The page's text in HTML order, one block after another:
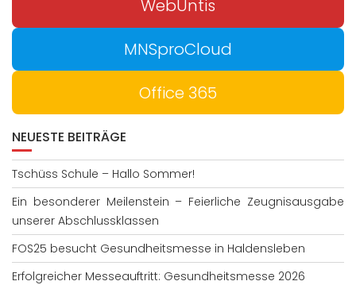
WebUntis
MNSproCloud
Office 365
NEUESTE BEITRÄGE
Tschüss Schule – Hallo Sommer!
Ein besonderer Meilenstein – Feierliche Zeugnisausgabe
unserer Abschlussklassen
FOS25 besucht Gesundheitsmesse in Haldensleben
Erfolgreicher Messeauftritt: Gesundheitsmesse 2026